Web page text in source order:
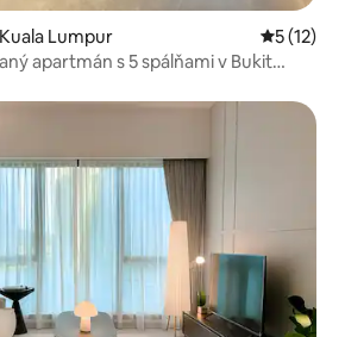
Lumpur
5 (12)
apartmán s 5 spálňami v Bukit